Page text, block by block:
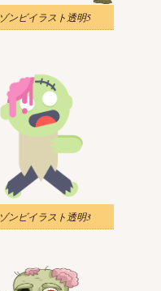
ゾンビイラスト透明5
ゾンビイラスト透明3